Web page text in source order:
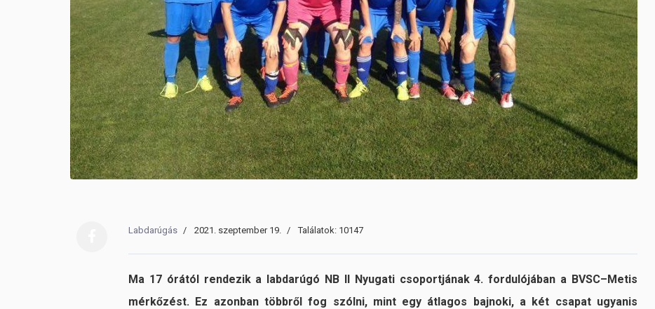
Labdarúgás 2021. szeptember 19. Találatok: 10147
Ma 17 órától rendezik a labdarúgó NB II Nyugati csoportjának 4. fordulójában a BVSC–Metis
mérkőzést. Ez azonban többről fog szólni, mint egy átlagos bajnoki, a két csapat ugyanis